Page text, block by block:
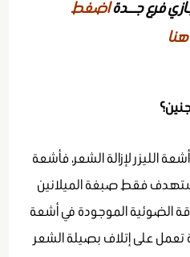
فرع جــدةاضغط
هنا
الليزر لإزالة الشعر، فأشعة
فقط صبغة الميلانين
الضوئية الموجودة في أشعة
تعمل على إتلاف بصيلة الشعر